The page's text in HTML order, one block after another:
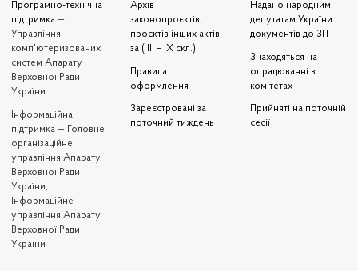
Програмно-технічна
підтримка —
Управління
комп'ютеризованих
систем Апарату
Верховної Ради
України
Iнформаційна
підтримка — Головне
організаційне
управління Апарату
Верховної Ради
України,
Інформаційне
управління Апарату
Верховної Ради
України
Архів
законопроєктів,
проєктів інших актів
за ( III – IX скл.)
Правила
оформлення
Зареєстровані за
поточний тиждень
Надано народним
депутатам України
документів до ЗП
Знаходяться на
опрацюванні в
комітетах
Прийняті на поточній
сесії